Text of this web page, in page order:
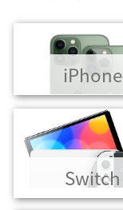
iPhone
Switch